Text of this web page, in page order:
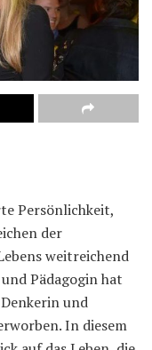
Persönlichkeit,
der
weitreichend
Pädagogin hat
und
In diesem